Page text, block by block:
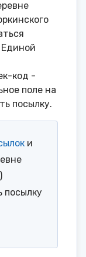
код -
поле на
посылку.
и
посылку